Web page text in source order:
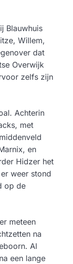
Blauwhuis
Willem,
dat
Overwijk
zelfs zijn
Achterin
met
en
Hidzer het
weer stond
op de
meteen
na
Al
een lange